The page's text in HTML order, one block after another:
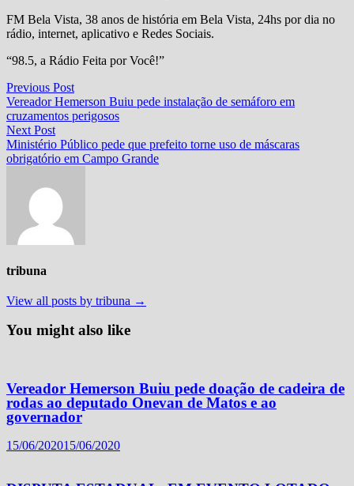
FM Bela Vista, 38 anos de história em Bela Vista, 24hs por dia no
rádio, internet, aplicativo e Redes Sociais.
“98.5, a Rádio Feita por Você!”
Navegação
de
Post
Previous PostPrevious
post:
Vereador Hemerson Buiu pede instalação de semáforo em
cruzamentos perigosos
Next PostNext
post:
Ministério Público pede que prefeito torne uso de máscaras
obrigatório em Campo Grande
tribuna
View all posts by tribuna →
You might also like
Vereador Hemerson Buiu pede doação de cadeira de
rodas ao deputado Onevan de Matos e ao
governador
15/06/202015/06/2020